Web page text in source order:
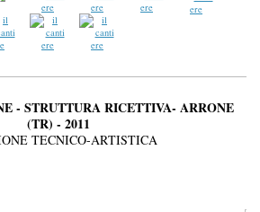
- STRUTTURA RICETTIVA- ARRONE
(TR) - 2011
TECNICO-ARTISTICA